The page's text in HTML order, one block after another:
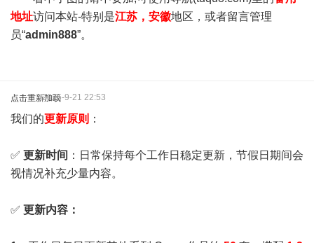
地址访问本站-特别是江苏，安徽地区，或者留言管理
员“admin888”。
点击重新加载2025-9-21 22:53
我们的更新原则 ：
✅ 更新时间 ：日常保持每个工作日稳定更新，节假日期间会
视情况补充少量内容。
✅ 更新内容：